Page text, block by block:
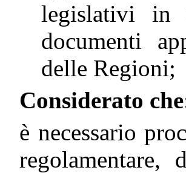
legislativi in
documenti
delle Regioni;
Considerato che
è necessario